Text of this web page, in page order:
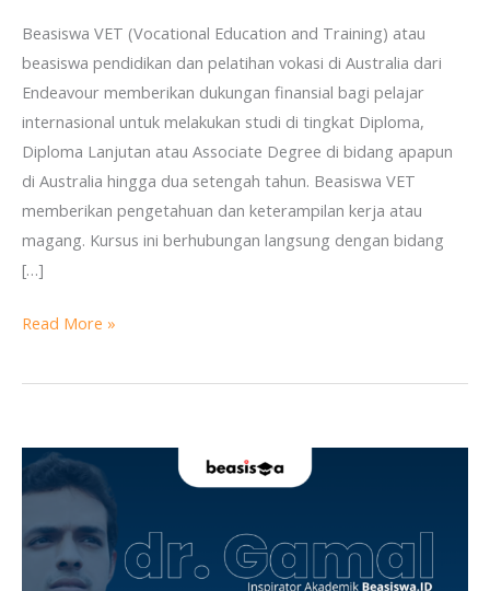
Beasiswa VET (Vocational Education and Training) atau
beasiswa pendidikan dan pelatihan vokasi di Australia dari
Endeavour memberikan dukungan finansial bagi pelajar
internasional untuk melakukan studi di tingkat Diploma,
Diploma Lanjutan atau Associate Degree di bidang apapun
di Australia hingga dua setengah tahun. Beasiswa VET
memberikan pengetahuan dan keterampilan kerja atau
magang. Kursus ini berhubungan langsung dengan bidang
[…]
di
Australia
dari
Endeavour
Read More »